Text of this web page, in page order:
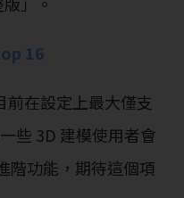
16
前在設定上最大僅支
些 3D 建模使用者會
階功能，期待這個項